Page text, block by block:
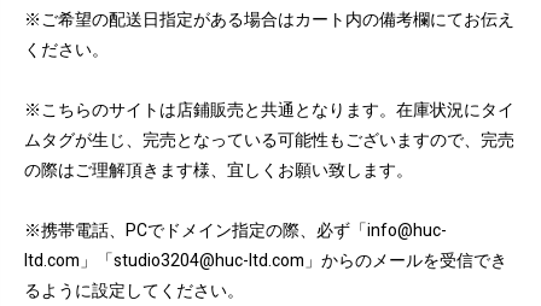
※ご希望の配送日指定がある場合はカート内の備考欄にてお伝え
ください。
※こちらのサイトは店鋪販売と共通となります。在庫状況にタイ
ムタグが生じ、完売となっている可能性もございますので、完売
の際はご理解頂きます様、宜しくお願い致します。
※携帯電話、PCでドメイン指定の際、必ず「info@huc-
ltd.com」「studio3204@huc-ltd.com」からのメールを受信でき
るように設定してください。